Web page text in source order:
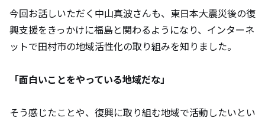
今回お話しいただく中山真波さんも、東日本大震災後の復
興支援をきっかけに福島と関わるようになり、インターネ
ットで田村市の地域活性化の取り組みを知りました。
「面白いことをやっている地域だな」
そう感じたことや、復興に取り組む地域で活動したいとい